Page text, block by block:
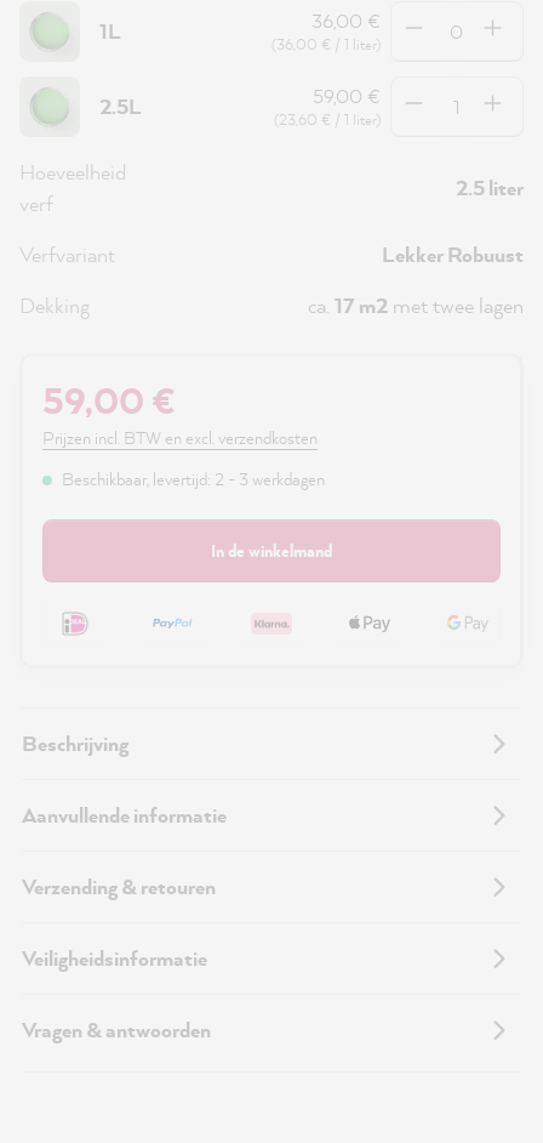
1L 36,00 €
(36,00 € / 1 liter)
Hoeveelheid
2.5L 59,00 €
(23,60 € / 1 liter)
Hoeveelheid
Hoeveelheid
verf
2.5 liter
Verfvariant
Lekker Robuust
Dekking
ca. 17 m2 met twee lagen
59,00 €
Prijzen incl. BTW en excl. verzendkosten
Beschikbaar, levertijd: 2 - 3 werkdagen
In de winkelmand
Beschrijving
Aanvullende informatie
Verzending & retouren
Veiligheidsinformatie
Vragen & antwoorden